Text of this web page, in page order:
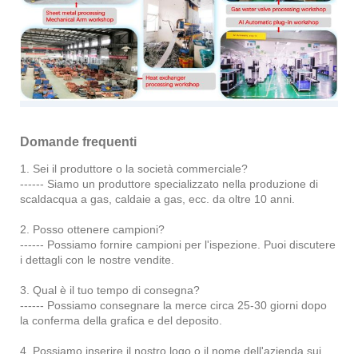
Domande frequenti
1. Sei il produttore o la società commerciale?
------ Siamo un produttore specializzato nella produzione di
scaldacqua a gas, caldaie a gas, ecc. da oltre 10 anni.
2. Posso ottenere campioni?
------ Possiamo fornire campioni per l'ispezione. Puoi discutere
i dettagli con le nostre vendite.
3. Qual è il tuo tempo di consegna?
------ Possiamo consegnare la merce circa 25-30 giorni dopo
la conferma della grafica e del deposito.
4. Possiamo inserire il nostro logo o il nome dell'azienda sui